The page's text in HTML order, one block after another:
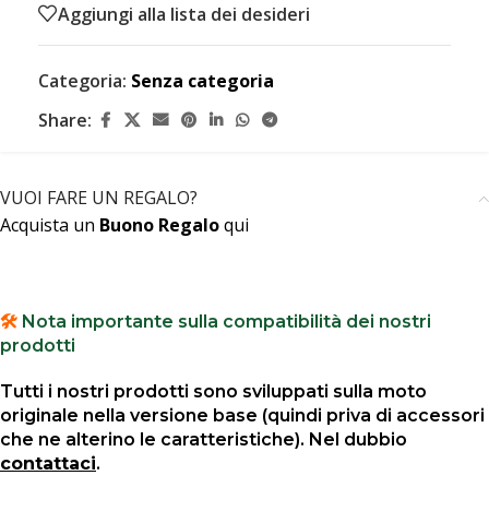
Aggiungi alla lista dei desideri
Categoria: Senza categoria
Share:
VUOI FARE UN REGALO?
Acquista un Buono Regaloqui
🛠️ Nota importante sulla compatibilità dei nostri
prodotti
Tutti i nostri prodotti sono sviluppati sulla moto
originale nella versione base (quindi priva di accessori
che ne alterino le caratteristiche). Nel dubbio
contattaci.